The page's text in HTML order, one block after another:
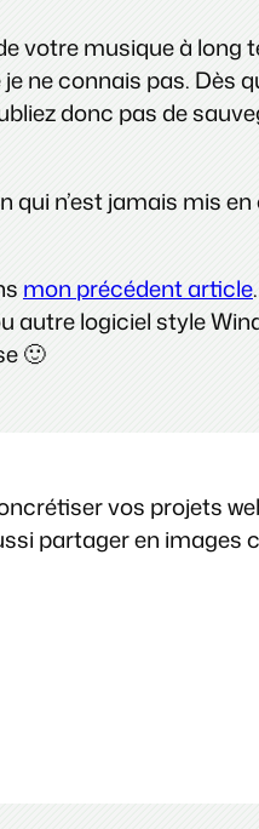
votre musique à long
connais pas. Dès
donc pas de
n’est jamais mis
mon précédent article
autre logiciel style
🙂
vos projets
partager en images